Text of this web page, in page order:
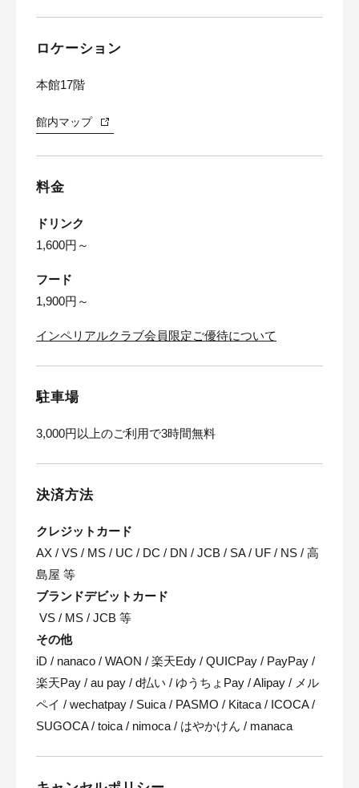
ロケーション
本館17階
館内マップ
料金
ドリンク
1,600円～
フード
1,900円～
インペリアルクラブ会員限定ご優待について
駐車場
3,000円以上のご利用で3時間無料
決済方法
クレジットカード
AX / VS / MS / UC / DC / DN / JCB / SA / UF / NS / 高
島屋 等
ブランドデビットカード
VS / MS / JCB 等
その他
iD / nanaco / WAON / 楽天Edy / QUICPay / PayPay /
楽天Pay / au pay / d払い / ゆうちょPay / Alipay / メル
ペイ / wechatpay / Suica / PASMO / Kitaca / ICOCA /
SUGOCA / toica / nimoca / はやかけん / manaca